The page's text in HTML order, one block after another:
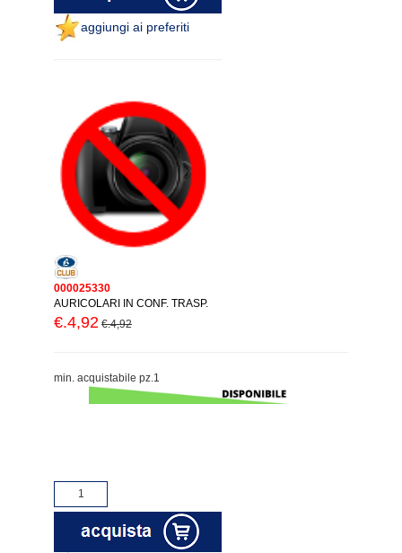
aggiungi ai preferiti
000025330
AURICOLARI IN CONF. TRASP.
€.4,92 €.4,92
min. acquistabile pz.1